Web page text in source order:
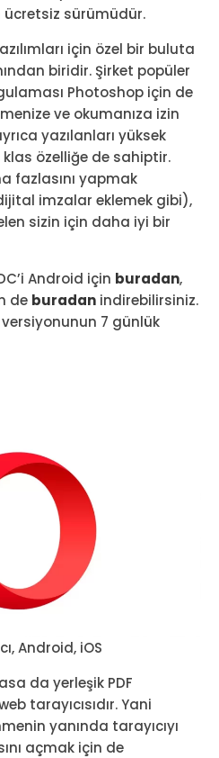
ücretsiz sürümüdür.
için özel bir buluta
biridir. Şirket popüler
Photoshop için de
ve okumanıza izin
yazılanları yüksek
özelliğe de sahiptir.
fazlasını yapmak
imzalar eklemek gibi),
sizin için daha iyi bir
Android için buradan,
de buradan indirebilirsiniz.
7 günlük
Android, iOS
da yerleşik PDF
tarayıcısıdır. Yani
yanında tarayıcıyı
açmak için de